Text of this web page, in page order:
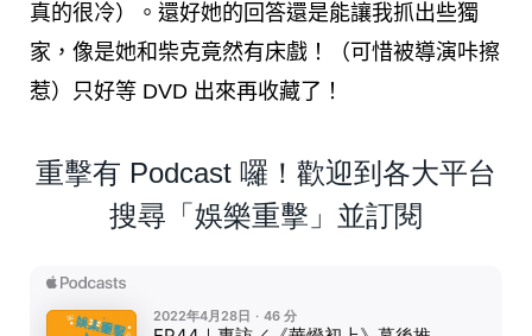
真的很冷）。還好她的回答還是能讓我抓出些獨
家，像是她和柴克竟然有床戲！（可惜被導演咔擦
惹）只好等 DVD 出來再收藏了！
重擊有 Podcast 囉！歡迎到各大平台
搜尋「娛樂重擊」並訂閱